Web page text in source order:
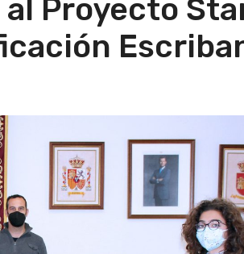
Proyecto